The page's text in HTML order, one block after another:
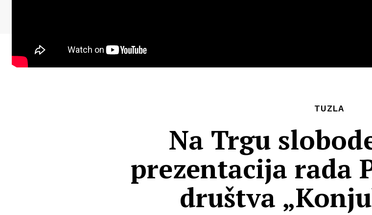
TUZLA
Na Trgu
prezentacija rada
društva